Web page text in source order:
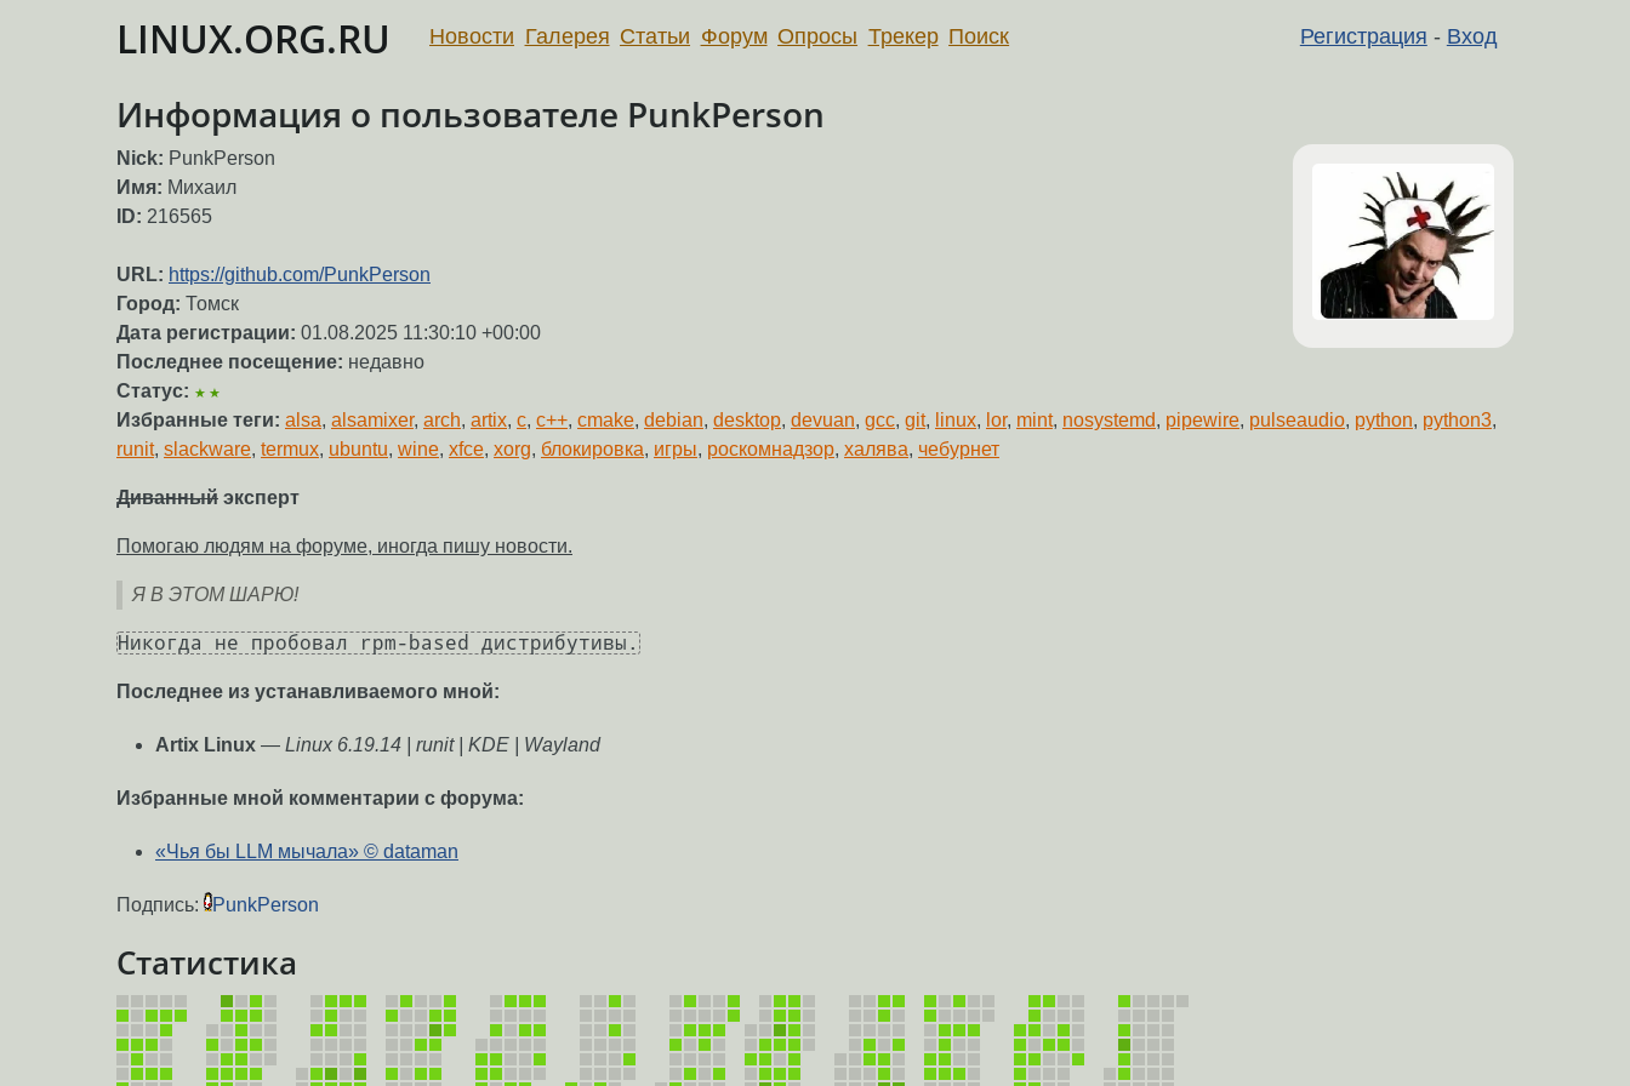
LINUX.ORG.RU Регистрация - Вход
Новости Галерея Статьи Форум Опросы Трекер Поиск
Информация о пользователе PunkPerson
Nick: PunkPerson
Имя: Михаил
ID: 216565
URL: https://github.com/PunkPerson
Город: Томск
Дата регистрации: 01.08.2025 11:30:10 +00:00
Последнее посещение: недавно
Статус: ★★
Избранные теги: alsa, alsamixer, arch, artix, c, c++, cmake, debian, desktop, devuan, gcc, git, linux, lor, mint, nosystemd, pipewire, pulseaudio, python, python3,
runit, slackware, termux, ubuntu, wine, xfce, xorg, блокировка, игры, роскомнадзор, халява, чебурнет
Диванный эксперт
Помогаю людям на форуме, иногда пишу новости.
Я В ЭТОМ ШАРЮ!
Никогда не пробовал rpm-based дистрибутивы.
Последнее из устанавливаемого мной:
Artix Linux — Linux 6.19.14 | runit | KDE | Wayland
Избранные мной комментарии с форума:
«Чья бы LLM мычала» © dataman
Подпись: PunkPerson
Статистика